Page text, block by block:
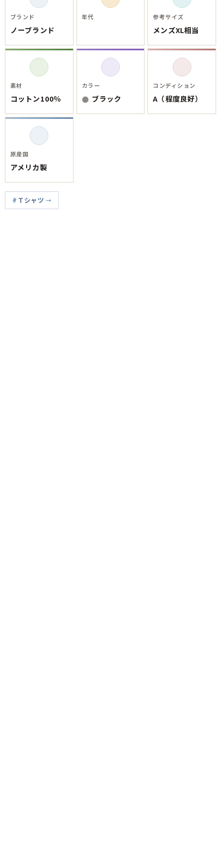
お客様の声
レビュー1万件突破
お気に入りリスト
会員登録
メルマガ登録
会社概要
店舗一覧
古着卸売
特定商取引法に基づく表示
プライバシーポリシー
お問い合わせ
ブランド
ノーブランド
年代 参考サイズ
メンズXL相当
素材
コットン100％
カラー
ブラック
コンディション
A（程度良好）
原産国
アメリカ製
Ｔシャツ